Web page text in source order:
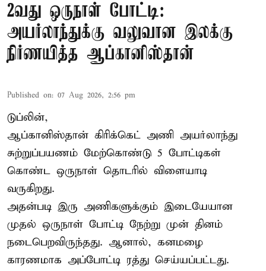
2வது ஒருநாள் போட்டி:
அயர்லாந்துக்கு வலுவான இலக்கு
நிர்ணயித்த ஆப்கானிஸ்தான்
Published on: 07 Aug 2026, 2:56 pm
டுப்லின்,
ஆப்கானிஸ்தான் கிரிக்கெட் அணி அயர்லாந்து
சுற்றுப்பயணம் மேற்கொண்டு 5 போட்டிகள்
கொண்ட ஒருநாள் தொடரில் விளையாடி
வருகிறது.
அதன்படி இரு அணிகளுக்கும் இடையேயான
முதல் ஒருநாள் போட்டி நேற்று முன் தினம்
நடைபெறவிருந்தது. ஆனால், கனமழை
காரணமாக அப்போட்டி ரத்து செய்யப்பட்டது.